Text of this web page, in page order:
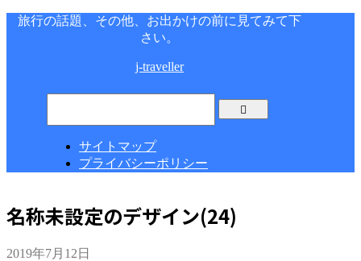
旅行の話題、その他、お出かけの前に見てみて下
さい。
j-traveller
サイトマップ
プライバシーポリシー
名称未設定のデザイン(24)
2019年7月12日